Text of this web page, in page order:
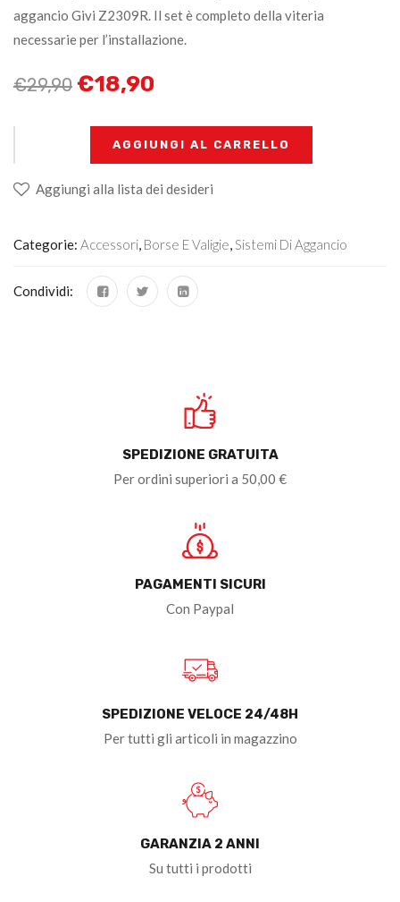
aggancio Givi Z2309R. Il set è completo della viteria
necessarie per l’installazione.
€29,90 €18,90
AGGIUNGI AL CARRELLO
Aggiungi alla lista dei desideri
Categorie: Accessori, Borse E Valigie,Sistemi Di Aggancio
Condividi:
SPEDIZIONE GRATUITA
Per ordini superiori a 50,00 €
PAGAMENTI SICURI
Con Paypal
SPEDIZIONE VELOCE 24/48H
Per tutti gli articoli in magazzino
GARANZIA 2 ANNI
Su tutti i prodotti